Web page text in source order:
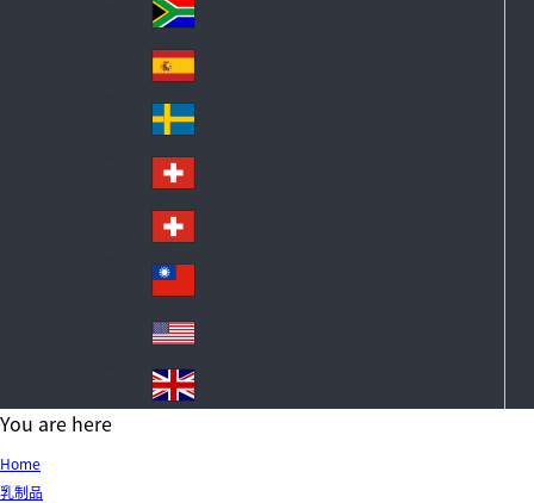
ov
ak
ia
So
ut
h
Af
ric
a
Sp
ai
n
S
w
ed
en
S
wi
tz
erl
an
d
S
wi
tz
erl
an
d
Ta
iw
an
US
A
Un
You are here
Home
乳制品